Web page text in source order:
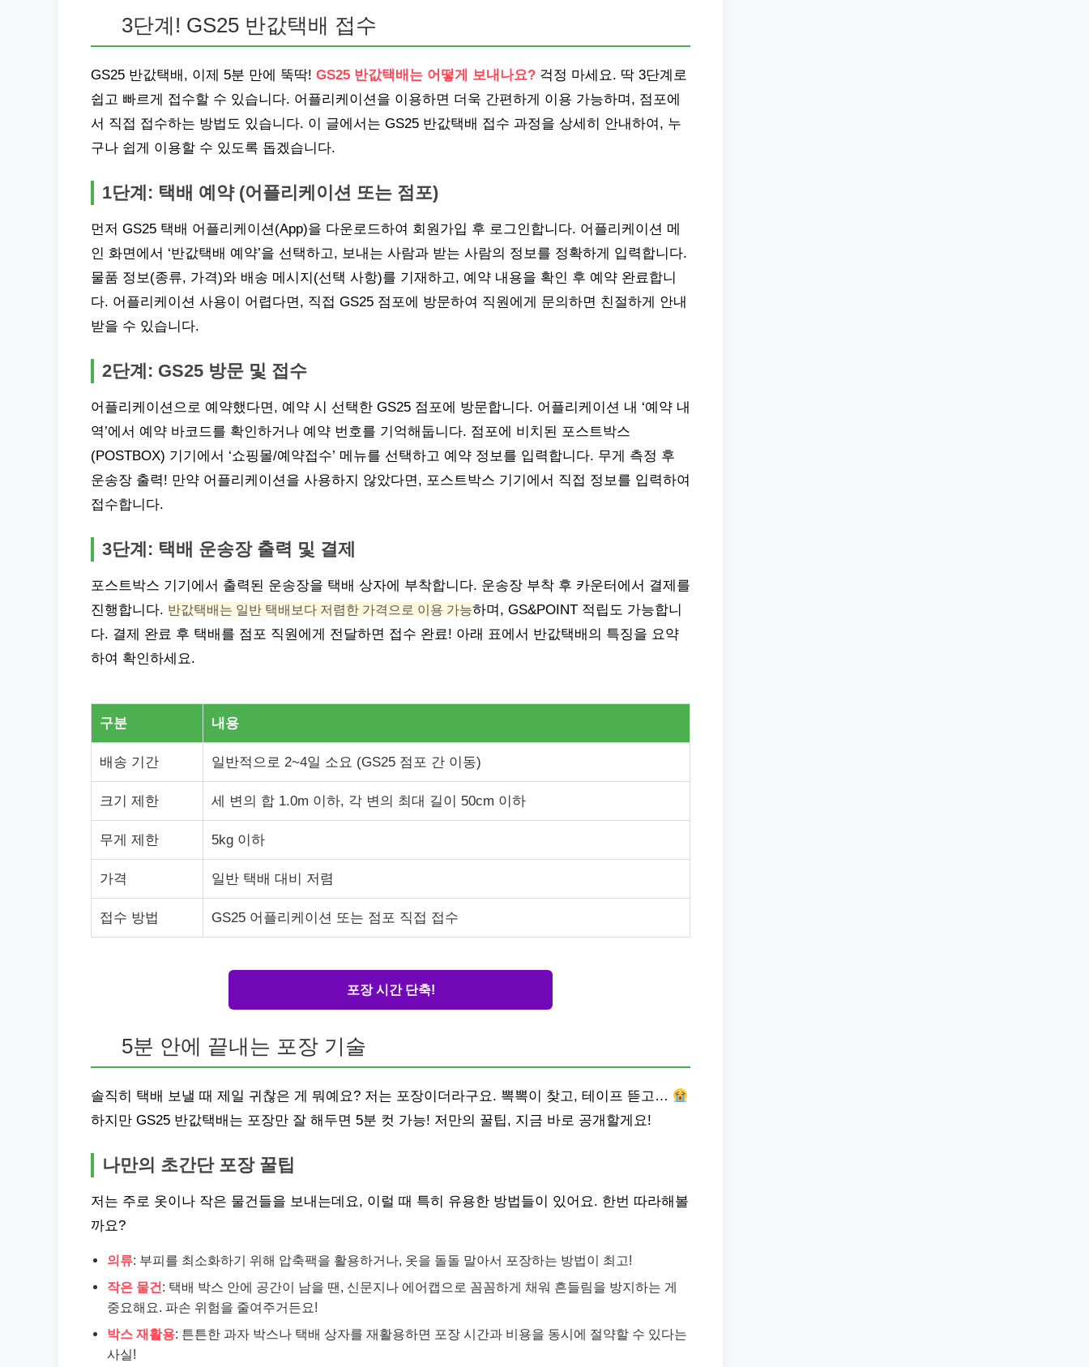
3단계! GS25 반값택배 접수
GS25 반값택배, 이제 5분 만에 뚝딱! GS25 반값택배는 어떻게 보내나요? 걱정 마세요. 딱 3단계로
쉽고 빠르게 접수할 수 있습니다. 어플리케이션을 이용하면 더욱 간편하게 이용 가능하며, 점포에
서 직접 접수하는 방법도 있습니다. 이 글에서는 GS25 반값택배 접수 과정을 상세히 안내하여, 누
구나 쉽게 이용할 수 있도록 돕겠습니다.
1단계: 택배 예약 (어플리케이션 또는 점포)
먼저 GS25 택배 어플리케이션(App)을 다운로드하여 회원가입 후 로그인합니다. 어플리케이션 메
인 화면에서 ‘반값택배 예약’을 선택하고, 보내는 사람과 받는 사람의 정보를 정확하게 입력합니다.
물품 정보(종류, 가격)와 배송 메시지(선택 사항)를 기재하고, 예약 내용을 확인 후 예약 완료합니
다. 어플리케이션 사용이 어렵다면, 직접 GS25 점포에 방문하여 직원에게 문의하면 친절하게 안내
받을 수 있습니다.
2단계: GS25 방문 및 접수
어플리케이션으로 예약했다면, 예약 시 선택한 GS25 점포에 방문합니다. 어플리케이션 내 ‘예약 내
역’에서 예약 바코드를 확인하거나 예약 번호를 기억해둡니다. 점포에 비치된 포스트박스
(POSTBOX) 기기에서 ‘쇼핑몰/예약접수’ 메뉴를 선택하고 예약 정보를 입력합니다. 무게 측정 후
운송장 출력! 만약 어플리케이션을 사용하지 않았다면, 포스트박스 기기에서 직접 정보를 입력하여
접수합니다.
3단계: 택배 운송장 출력 및 결제
포스트박스 기기에서 출력된 운송장을 택배 상자에 부착합니다. 운송장 부착 후 카운터에서 결제를
진행합니다. 반값택배는 일반 택배보다 저렴한 가격으로 이용 가능하며, GS&POINT 적립도 가능합니
다. 결제 완료 후 택배를 점포 직원에게 전달하면 접수 완료! 아래 표에서 반값택배의 특징을 요약
하여 확인하세요.
구분 내용
배송 기간 일반적으로 2~4일 소요 (GS25 점포 간 이동)
크기 제한 세 변의 합 1.0m 이하, 각 변의 최대 길이 50cm 이하
무게 제한 5kg 이하
가격 일반 택배 대비 저렴
접수 방법 GS25 어플리케이션 또는 점포 직접 접수
포장 시간 단축!
5분 안에 끝내는 포장 기술
솔직히 택배 보낼 때 제일 귀찮은 게 뭐예요? 저는 포장이더라구요. 뽁뽁이 찾고, 테이프 뜯고…
하지만 GS25 반값택배는 포장만 잘 해두면 5분 컷 가능! 저만의 꿀팁, 지금 바로 공개할게요!
나만의 초간단 포장 꿀팁
저는 주로 옷이나 작은 물건들을 보내는데요, 이럴 때 특히 유용한 방법들이 있어요. 한번 따라해볼
까요?
의류: 부피를 최소화하기 위해 압축팩을 활용하거나, 옷을 돌돌 말아서 포장하는 방법이 최고!
작은 물건: 택배 박스 안에 공간이 남을 땐, 신문지나 에어캡으로 꼼꼼하게 채워 흔들림을 방지하는 게
중요해요. 파손 위험을 줄여주거든요!
박스 재활용: 튼튼한 과자 박스나 택배 상자를 재활용하면 포장 시간과 비용을 동시에 절약할 수 있다는
사실!